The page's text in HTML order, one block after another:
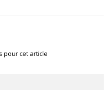
pour cet article